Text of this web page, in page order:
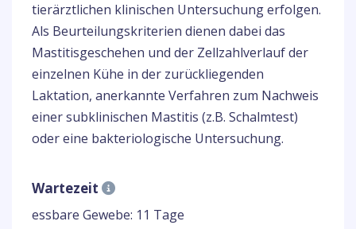
tierärztlichen klinischen Untersuchung erfolgen.
Als Beurteilungskriterien dienen dabei das
Mastitisgeschehen und der Zellzahlverlauf der
einzelnen Kühe in der zurückliegenden
Laktation, anerkannte Verfahren zum Nachweis
einer subklinischen Mastitis (z.B. Schalmtest)
oder eine bakteriologische Untersuchung.
Wartezeit
essbare Gewebe: 11 Tage